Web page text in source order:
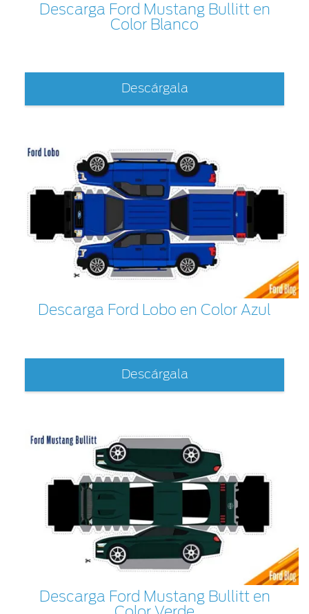
Descarga Ford Mustang Bullitt en
Color Blanco
Descárgala
Descarga Ford Lobo en Color Azul
Descárgala
Descarga Ford Mustang Bullitt en